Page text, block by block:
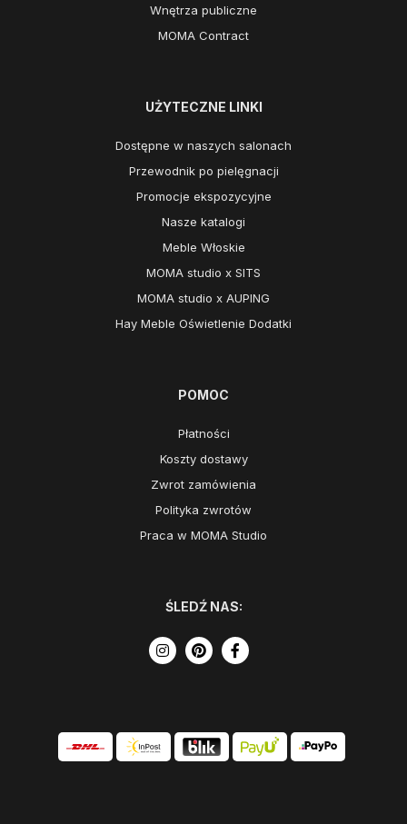
Wnętrza publiczne
MOMA Contract
UŻYTECZNE LINKI
Dostępne w naszych salonach
Przewodnik po pielęgnacji
Promocje ekspozycyjne
Nasze katalogi
Meble Włoskie
MOMA studio x SITS
MOMA studio x AUPING
Hay Meble Oświetlenie Dodatki
POMOC
Płatności
Koszty dostawy
Zwrot zamówienia
Polityka zwrotów
Praca w MOMA Studio
ŚLEDŹ NAS: